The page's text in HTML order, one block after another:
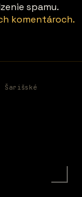
spamu.
komentároch.
Šarišské